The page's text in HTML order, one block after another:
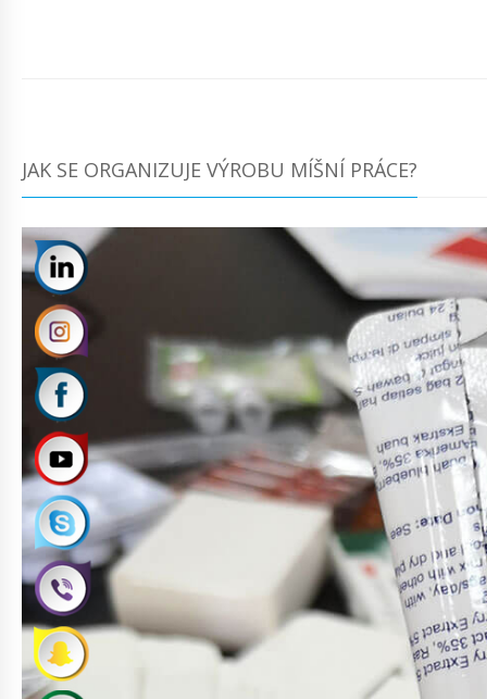
JAK SE ORGANIZUJE VÝROBU MÍŠNÍ PRÁCE?